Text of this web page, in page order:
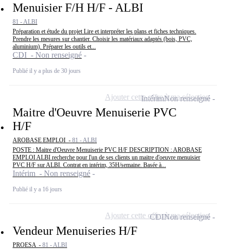
Menuisier F/H H/F - ALBI
81 - ALBI
Préparation et étude du projet Lire et interpréter les plans et fiches techniques.
Prendre les mesures sur chantier. Choisir les matériaux adaptés (bois, PVC,
aluminium). Préparer les outils et...
CDI - Non renseigné
Publié il y a plus de 30 jours
Maitre d'Oeuvre Menuiserie PVC
H/F
AROBASE EMPLOI - 81 - ALBI
POSTE : Maitre d'Oeuvre Menuiserie PVC H/F DESCRIPTION : AROBASE
EMPLOI ALBI recherche pour l'un de ses clients un maitre d'oeuvre menuisier
PVC H/F sur ALBI. Contrat en intérim, 35H/semaine. Basée à...
Intérim - Non renseigné
Publié il y a 16 jours
IntérimNon renseigné
Ajouter cette offre à ma sélection
Vendeur Menuiseries H/F
PROESA - 81 - ALBI
CDINon renseigné
Ajouter cette offre à ma sélection